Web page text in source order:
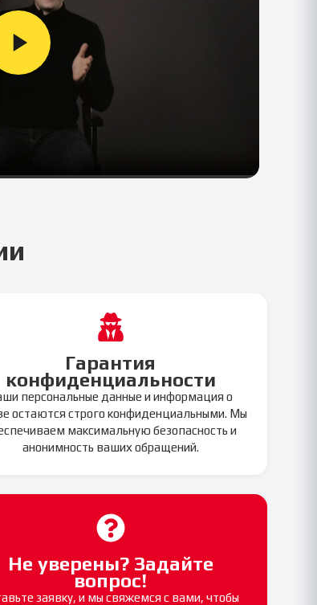
Гарантия
конфиденциальности
персональные данные и информация о
остаются строго конфиденциальными. Мы
максимальную безопасность и
анонимность ваших обращений.
Не уверены? Задайте
вопрос!
заявку, и мы свяжемся с вами, чтобы